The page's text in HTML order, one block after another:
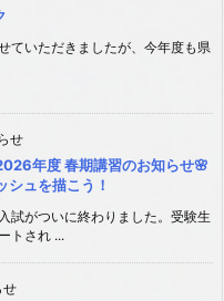
ていただきましたが、今年度も県
せ
年度 春期講習のお知らせ🌸
シュを描こう！
試がついに終わりました。受験生
トされ ...
せ